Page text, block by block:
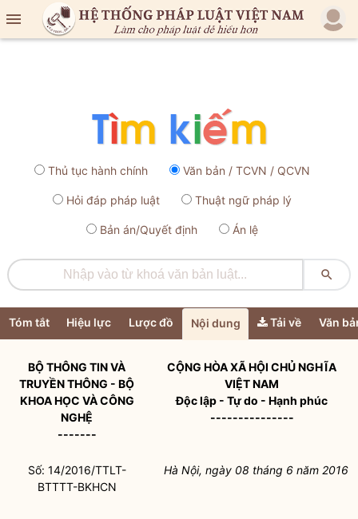

Thủ tục hành chính Văn bản / TCVN / QCVN
Hỏi đáp pháp luật Thuật ngữ pháp lý
Bản án/Quyết định Án lệ

Tóm tắt Hiệu lực Lược đồ Nội dung Tải về Văn
BỘ THÔNG TIN VÀ
TRUYỀN THÔNG - BỘ
KHOA HỌC VÀ CÔNG
NGHỆ
-------
CỘNG HÒA XÃ HỘI CHỦ NGHĨA
VIỆT NAM
Độc lập - Tự do - Hạnh phúc
---------------
Số: 14/2016/TTLT-
BTTTT-BKHCN
Hà Nội, ngày 08 tháng 6năm 2016